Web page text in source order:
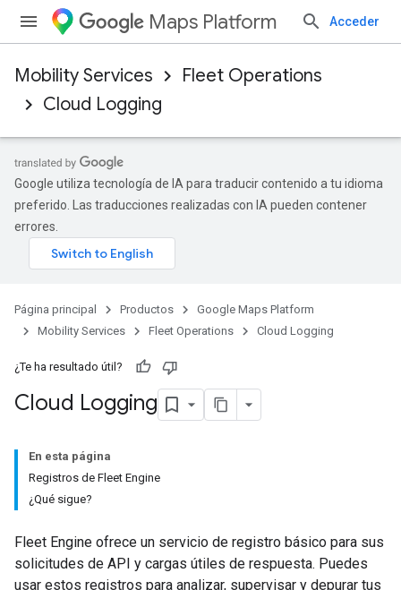
Maps Platform Acceder
Mobility Services
Fleet Operations
Cloud Logging
Google utiliza tecnología de IA para traducir contenido a tu idioma
preferido. Las traducciones realizadas con IA pueden contener
errores.
Página principal Productos
Google Maps Platform
Mobility Services
Fleet Operations Cloud Logging
¿Te ha resultado útil?
Cloud Logging
En esta página
Registros de Fleet Engine
¿Qué sigue?
Fleet Engine ofrece un servicio de registro básico para sus
solicitudes de API y cargas útiles de respuesta. Puedes
usar estos registros para analizar, supervisar y depurar tus